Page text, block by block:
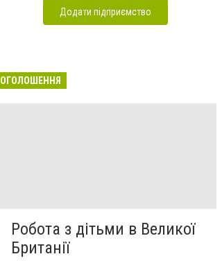
Додати підприємство
ОГОЛОШЕННЯ
Робота з дітьми в Великої
Британії